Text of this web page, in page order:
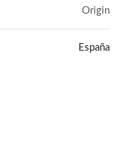
Origin
España